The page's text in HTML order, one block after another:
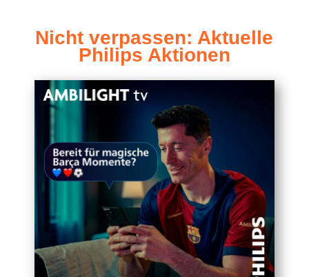
Nicht ver­pas­sen: Aktu­el­le
Phil­ips Aktionen